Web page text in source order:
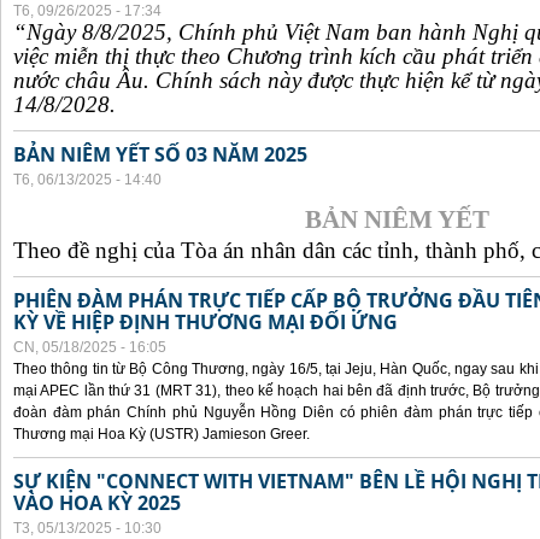
T6, 09/26/2025 - 17:34
“Ngày 8/8/2025, Chính phủ Việt Nam ban hành Nghị
việc miễn thị thực theo Chương trình kích cầu phát
nước châu Âu. Chính sách này được thực hiện kể từ
14/8/2028.
BẢN NIÊM YẾT SỐ 03 NĂM 2025
T6, 06/13/2025 - 14:40
BẢN NIÊM YẾT
Theo đề nghị của Tòa án nhân dân các tỉnh, thành phố,
PHIÊN ĐÀM PHÁN TRỰC TIẾP CẤP BỘ TRƯỞNG ĐẦU
KỲ VỀ HIỆP ĐỊNH THƯƠNG MẠI ĐỐI ỨNG
CN, 05/18/2025 - 16:05
Theo thông tin từ Bộ Công Thương, ngày 16/5, tại Jeju, Hàn Quốc, ngay sau
mại APEC lần thứ 31 (MRT 31), theo kế hoạch hai bên đã định trước, Bộ
đoàn đàm phán Chính phủ Nguyễn Hồng Diên có phiên đàm phán trực
Thương mại Hoa Kỳ (USTR) Jamieson Greer.
SỰ KIỆN "CONNECT WITH VIETNAM" BÊN LỀ HỘI
VÀO HOA KỲ 2025
T3, 05/13/2025 - 10:30